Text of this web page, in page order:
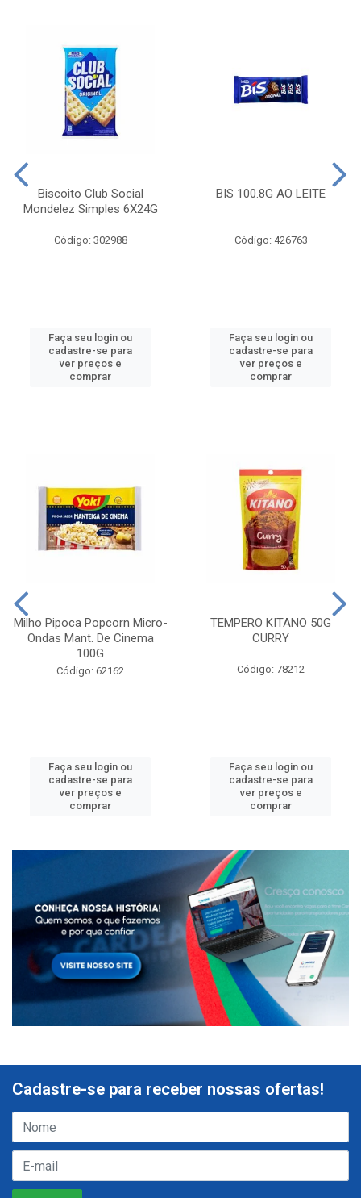
Biscoito Club Social
Mondelez Simples 6X24G
Código: 302988
Faça seu login ou
cadastre-se para
ver preços e
comprar
BIS 100.8G AO LEITE
Código: 426763
Faça seu login ou
cadastre-se para
ver preços e
comprar
Milho Pipoca Popcorn Micro-
Ondas Mant. De Cinema
100G
Código: 62162
Faça seu login ou
cadastre-se para
ver preços e
comprar
TEMPERO KITANO 50G
CURRY
Código: 78212
Faça seu login ou
cadastre-se para
ver preços e
comprar
Cadastre-se para receber nossas ofertas!